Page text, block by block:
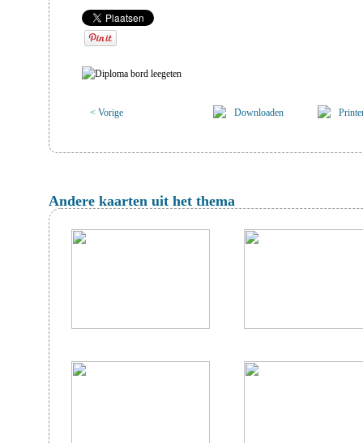
< Vorige Downloaden
Andere kaarten uit het thema